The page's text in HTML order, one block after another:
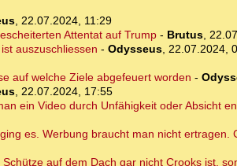
, 22.07.2024, 11:29
Attentat auf Trump- Brutus,
auszuschliessen - Odysseus, 22.07.2024,
auf welche Ziele abgefeuert worden -
, 22.07.2024, 17:55
ein Video durch Unfähigkeit oder Absicht
es. Werbung braucht man nicht ertragen.
auf dem Dach gar nicht Crooks ist,